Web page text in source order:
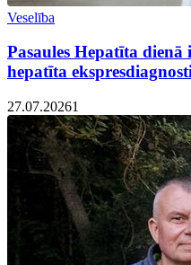
Veselība
Pasaules Hepatīta
hepatīta
27.07.20261